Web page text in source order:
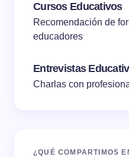
Cursos Educativos
Recomendación de
educadores
Entrevistas
Charlas con
¿QUÉ COMPARTIMOS